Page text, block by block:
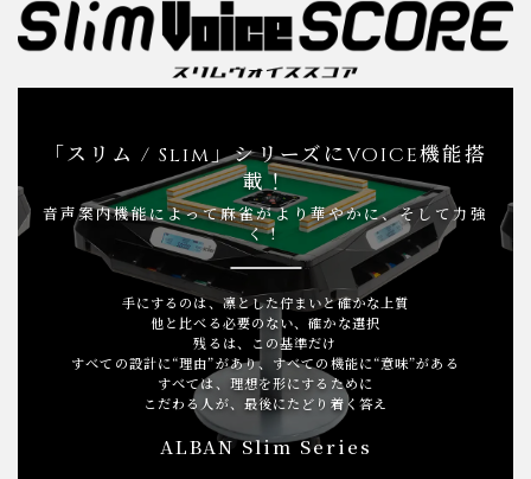
「スリム / Slim」シリーズにVOICE機能搭
載！
音声案内機能によって麻雀がより華やかに、そして力強
く！
手にするのは、凛とした佇まいと確かな上質
他と比べる必要のない、確かな選択
残るは、この基準だけ
すべての設計に“理由”があり、すべての機能に“意味”がある
すべては、理想を形にするために
こだわる人が、最後にたどり着く答え
ALBAN Slim Series